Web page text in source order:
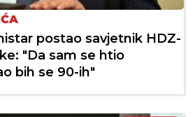
postao savjetnik HDZ-
"Da sam se htio
bih se 90-ih"